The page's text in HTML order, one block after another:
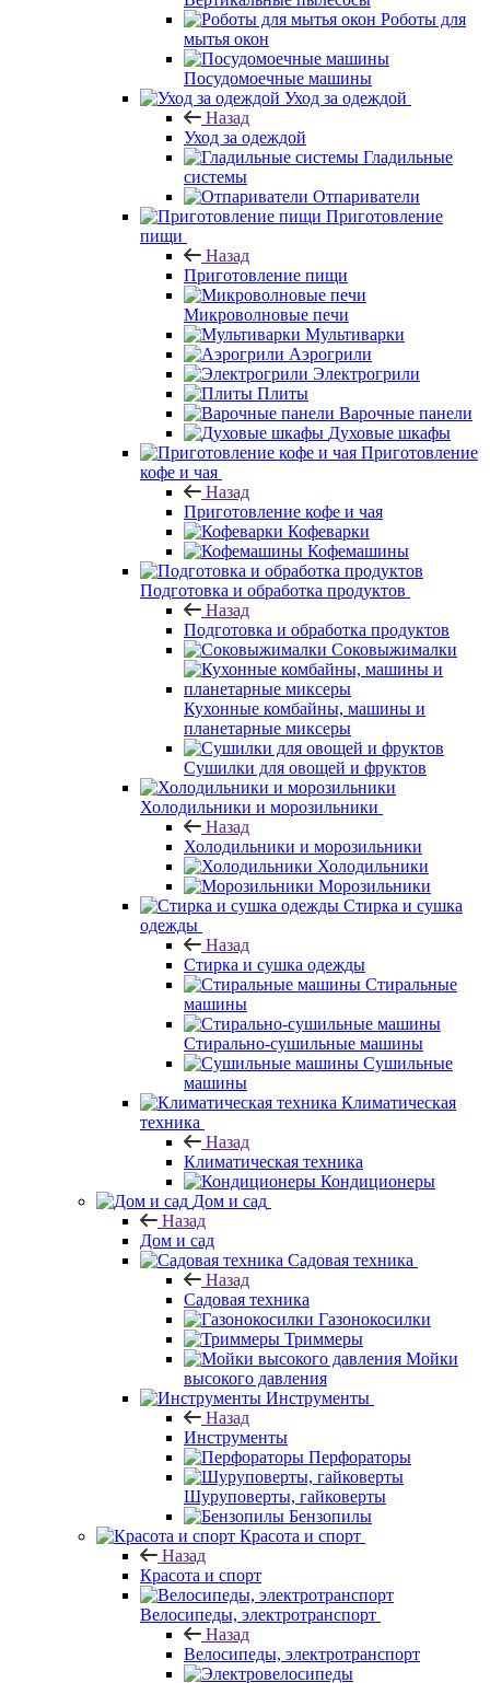
Роботы для
мытья окон
Посудомоечные машины
Уход за одеждой
Назад
Уход за одеждой
Гладильные
системы
Отпариватели
Приготовление
пищи
Назад
Приготовление пищи
Микроволновые печи
Мультиварки
Аэрогрили
Электрогрили
Плиты
Варочные панели
Духовые шкафы
Приготовление
кофе и чая
Назад
Приготовление кофе и чая
Кофеварки
Кофемашины
Подготовка и обработка продуктов
Назад
Подготовка и обработка продуктов
Соковыжималки
Кухонные комбайны, машины и
планетарные миксеры
Сушилки для овощей и фруктов
Холодильники и морозильники
Назад
Холодильники и морозильники
Холодильники
Морозильники
Стирка и сушка
одежды
Назад
Стирка и сушка одежды
Стиральные
машины
Стирально-сушильные машины
Сушильные
машины
Климатическая
техника
Назад
Климатическая техника
Кондиционеры
Дом и сад
Назад
Дом и сад
Садовая техника
Назад
Садовая техника
Газонокосилки
Триммеры
Мойки
высокого давления
Инструменты
Назад
Инструменты
Перфораторы
Шуруповерты, гайковерты
Бензопилы
Красота и спорт
Назад
Красота и спорт
Велосипеды, электротранспорт
Назад
Велосипеды, электротранспорт